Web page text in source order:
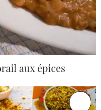
aux épices